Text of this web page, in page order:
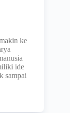
ke
ide
sampai